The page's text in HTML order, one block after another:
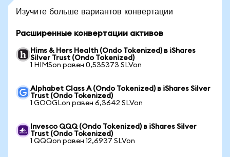
Изучите больше вариантов конвертации
Расширенные конвертации активов
Hims & Hers Health (Ondo Tokenized) в iShares
Silver Trust (Ondo Tokenized)
1 HIMSon равен 0,535373 SLVon
Alphabet Class A (Ondo Tokenized) в iShares Silver
Trust (Ondo Tokenized)
1 GOOGLon равен 6,3642 SLVon
Invesco QQQ (Ondo Tokenized) в iShares Silver
Trust (Ondo Tokenized)
1 QQQon равен 12,6937 SLVon